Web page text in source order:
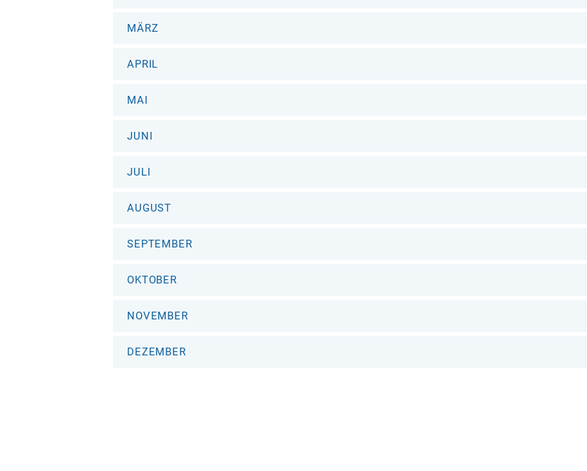
MÄRZ
APRIL
MAI
JUNI
JULI
AUGUST
SEPTEMBER
OKTOBER
NOVEMBER
DEZEMBER